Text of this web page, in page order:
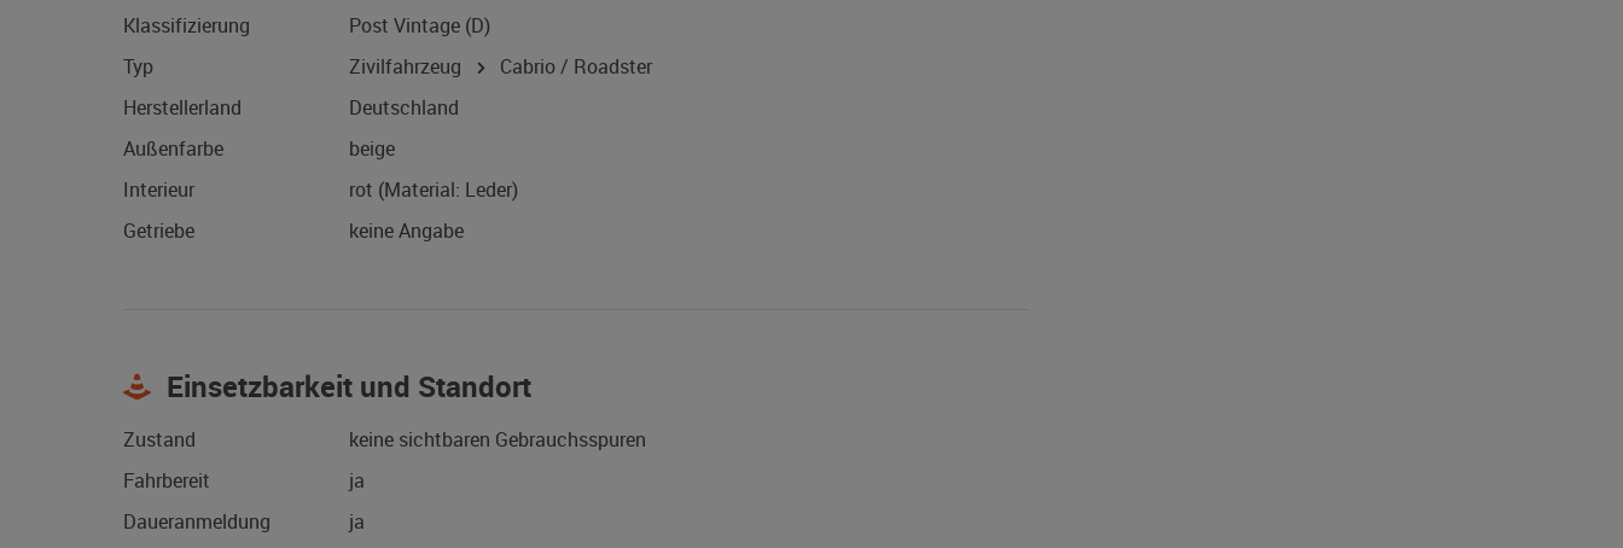
Klassifizierung
Post Vintage (D)
Typ
Zivilfahrzeug
Cabrio / Roadster
Herstellerland
Deutschland
Außenfarbe
beige
Interieur
rot (Material: Leder)
Getriebe
keine Angabe
Einsetzbarkeit und Standort
Zustand
keine sichtbaren Gebrauchsspuren
Fahrbereit
ja
Daueranmeldung
ja